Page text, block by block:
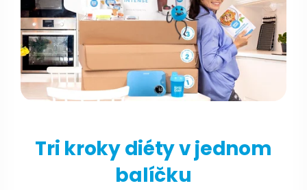
Tri kroky diéty v jednom
balíčku